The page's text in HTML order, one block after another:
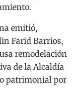
emitió,
Farid Barrios,
remodelación
de la Alcaldía
patrimonial por